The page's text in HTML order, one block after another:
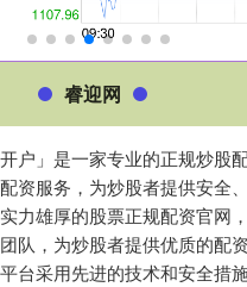
睿迎网
户」是一家专业的正规炒股配
资服务，为炒股者提供安全
力雄厚的股票正规配资官网
队，为炒股者提供优质的配
台采用先进的技术和安全措